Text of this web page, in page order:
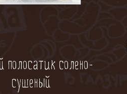
полосатик солено-
сушеный